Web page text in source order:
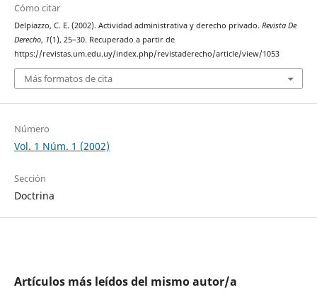
Cómo citar
Delpiazzo, C. E. (2002). Actividad administrativa y derecho privado. Revista De
Derecho, 1(1), 25–30. Recuperado a partir de
https://revistas.um.edu.uy/index.php/revistaderecho/article/view/1053
Más formatos de cita
Número
Vol. 1 Núm. 1 (2002)
Sección
Doctrina
Artículos más leídos del mismo autor/a